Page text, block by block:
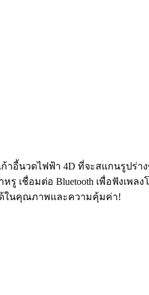
าอี้นวดไฟฟ้า 4D ที่จะสแกนรูป
รู เชื่อมต่อ Bluetooth เพื่อฟังเ
ในคุณภาพและความคุ้มค่า!